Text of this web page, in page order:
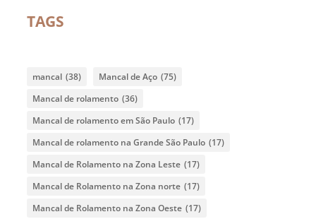
TAGS
mancal (38) Mancal de Aço (75)
Mancal de rolamento (36)
Mancal de rolamento em São Paulo (17)
Mancal de rolamento na Grande São Paulo (17)
Mancal de Rolamento na Zona Leste (17)
Mancal de Rolamento na Zona norte (17)
Mancal de Rolamento na Zona Oeste (17)